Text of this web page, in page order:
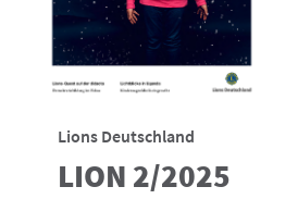
Lions Deutschland
LION 2/2025